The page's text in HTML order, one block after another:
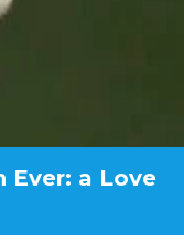
Ever: a Love